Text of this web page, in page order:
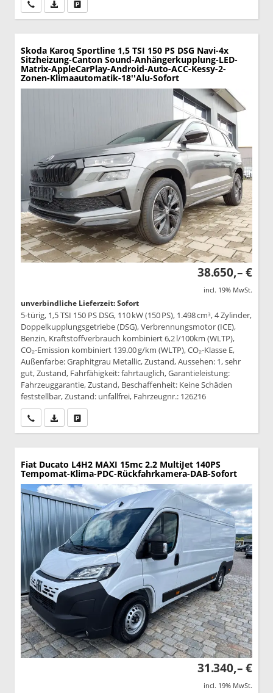
Wir rufen Sie anPDF-Datei, Fahrzeugexposé drucken
Skoda Karoq Sportline 1,5 TSI 150 PS DSG Navi-4x
Sitzheizung-Canton Sound-Anhängerkupplung-LED-
Matrix-AppleCarPlay-Android-Auto-ACC-Kessy-2-
Zonen-Klimaautomatik-18''Alu-Sofort
38.650,– €
incl. 19% MwSt.
unverbindliche Lieferzeit: Sofort
5-türig, 1,5 TSI 150 PS DSG, 110 kW (150 PS), 1.498 cm³, 4 Zylinder,
Doppelkupplungsgetriebe (DSG), Verbrennungsmotor (ICE),
Benzin, Kraftstoffverbrauch kombiniert 6,2 l/100km (WLTP),
CO₂-Emission kombiniert 139.00 g/km (WLTP), CO₂-Klasse E,
Außenfarbe: Graphitgrau Metallic, Zustand, Aussehen: 1, sehr
gut, Zustand, Fahrfähigkeit: fahrtauglich, Garantieleistung:
Fahrzeuggarantie, Zustand, Beschaffenheit: Keine Schäden
feststellbar, Zustand: unfallfrei, Fahrzeugnr.: 126216
Wir rufen Sie anPDF-Datei, Fahrzeugexposé drucken
Fiat Ducato L4H2 MAXI 15mc 2.2 MultiJet 140PS
Tempomat-Klima-PDC-Rückfahrkamera-DAB-Sofort
31.340,– €
incl. 19% MwSt.